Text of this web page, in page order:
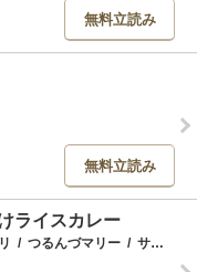
無料立読み
無料立読み
ライスカレー
/ つるんづマリー / サード大沼